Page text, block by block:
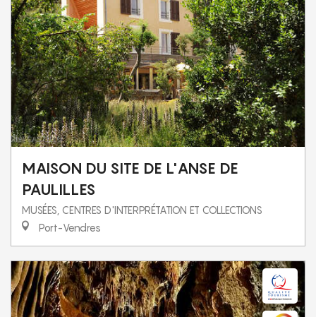
MAISON DU SITE DE L'ANSE DE
PAULILLES
MUSÉES, CENTRES D'INTERPRÉTATION ET COLLECTIONS
Port-Vendres